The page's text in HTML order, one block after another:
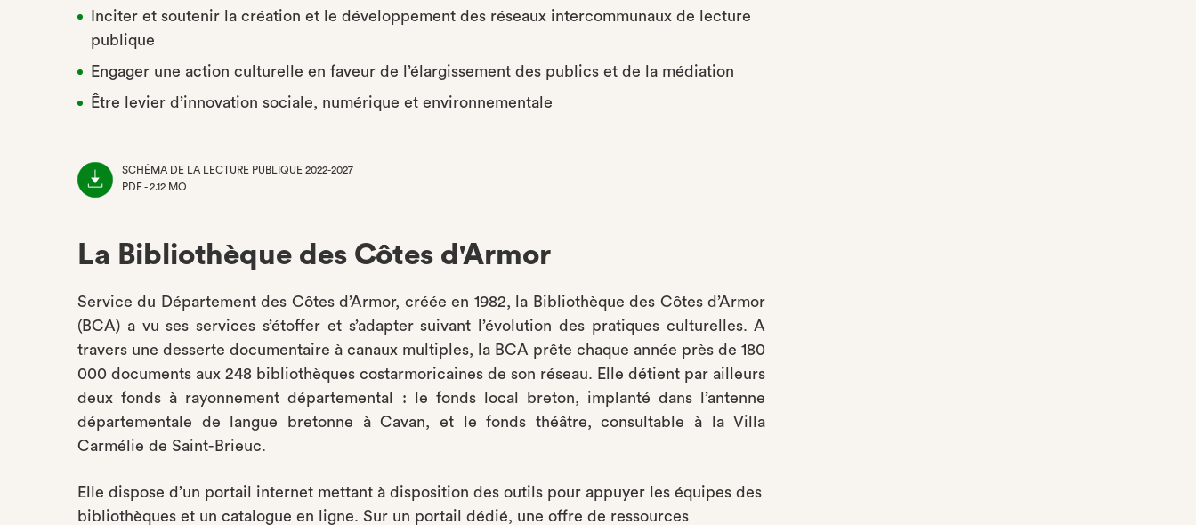
Inciter et soutenir la création et le développement des réseaux intercommunaux de lecture
publique
Engager une action culturelle en faveur de l’élargissement des publics et de la médiation
Être levier d’innovation sociale, numérique et environnementale
SCHÉMA DE LA LECTURE PUBLIQUE 2022-2027
PDF - 2.12 MO
La Bibliothèque des Côtes d'Armor
Service du Département des Côtes d’Armor, créée en 1982, la Bibliothèque des Côtes d’Armor
(BCA) a vu ses services s’étoffer et s’adapter suivant l’évolution des pratiques culturelles. A
travers une desserte documentaire à canaux multiples, la BCA prête chaque année près de 180
000 documents aux 248 bibliothèques costarmoricaines de son réseau. Elle détient par ailleurs
deux fonds à rayonnement départemental : le fonds local breton, implanté dans l’antenne
départementale de langue bretonne à Cavan, et le fonds théâtre, consultable à la Villa
Carmélie de Saint-Brieuc.
Elle dispose d’un portail internet mettant à disposition des outils pour appuyer les équipes des
bibliothèques et un catalogue en ligne. Sur un portail dédié, une offre de ressources